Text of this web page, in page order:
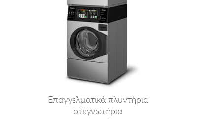
Επαγγελματικά πλυντήρια
στεγνωτήρια